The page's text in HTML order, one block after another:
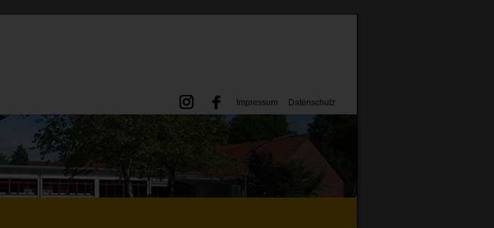
Datenschutz
Impressum